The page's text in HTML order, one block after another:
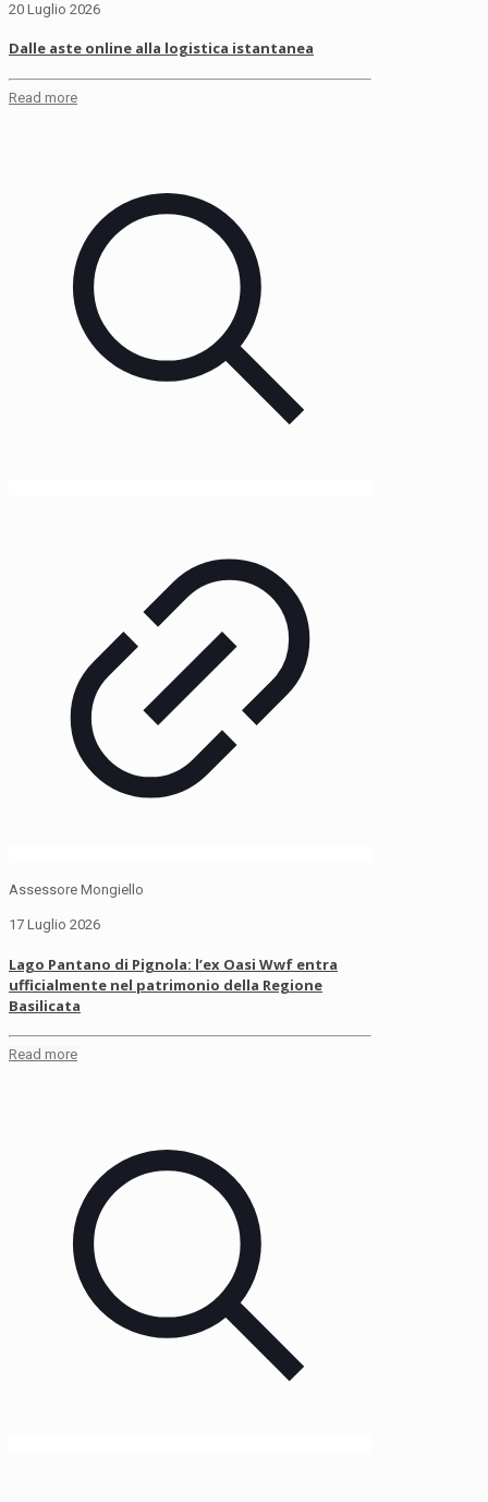
20 Luglio 2026
Dalle aste online alla logistica istantanea
Read more
Assessore Mongiello
17 Luglio 2026
Lago Pantano di Pignola: l’ex Oasi Wwf entra
ufficialmente nel patrimonio della Regione
Basilicata
Read more